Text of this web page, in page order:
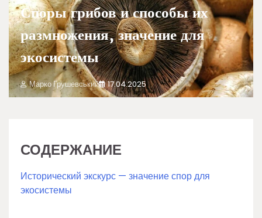
Споры грибов и способы их
размножения, значение для
экосистемы
Марко Грушевський 17.04.2025
СОДЕРЖАНИЕ
Исторический экскурс — значение спор для
экосистемы